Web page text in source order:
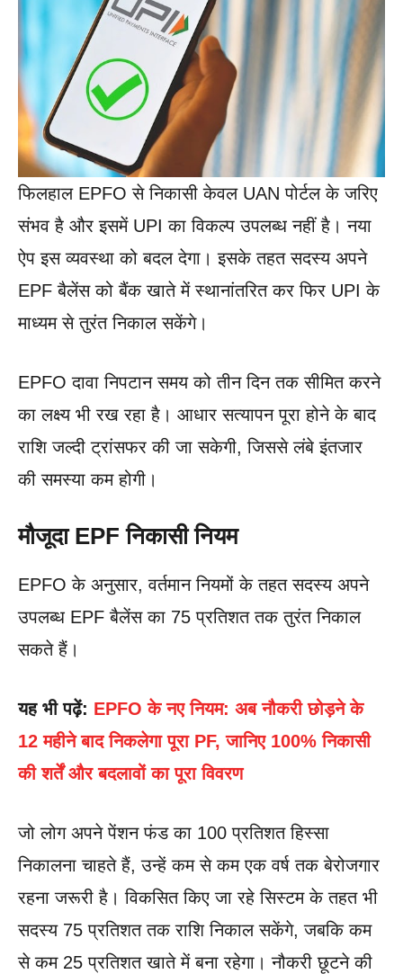
फिलहाल EPFO से निकासी केवल UAN पोर्टल के जरिए
संभव है और इसमें UPI का विकल्प उपलब्ध नहीं है। नया
ऐप इस व्यवस्था को बदल देगा। इसके तहत सदस्य अपने
EPF बैलेंस को बैंक खाते में स्थानांतरित कर फिर UPI के
माध्यम से तुरंत निकाल सकेंगे।
EPFO दावा निपटान समय को तीन दिन तक सीमित करने
का लक्ष्य भी रख रहा है। आधार सत्यापन पूरा होने के बाद
राशि जल्दी ट्रांसफर की जा सकेगी, जिससे लंबे इंतजार
की समस्या कम होगी।
मौजूदा EPF निकासी नियम
EPFO के अनुसार, वर्तमान नियमों के तहत सदस्य अपने
उपलब्ध EPF बैलेंस का 75 प्रतिशत तक तुरंत निकाल
सकते हैं।
यह भी पढ़ें: EPFO के नए नियम: अब नौकरी छोड़ने के
12 महीने बाद निकलेगा पूरा PF, जानिए 100% निकासी
की शर्तें और बदलावों का पूरा विवरण
जो लोग अपने पेंशन फंड का 100 प्रतिशत हिस्सा
निकालना चाहते हैं, उन्हें कम से कम एक वर्ष तक बेरोजगार
रहना जरूरी है। विकसित किए जा रहे सिस्टम के तहत भी
सदस्य 75 प्रतिशत तक राशि निकाल सकेंगे, जबकि कम
से कम 25 प्रतिशत खाते में बना रहेगा। नौकरी छूटने की